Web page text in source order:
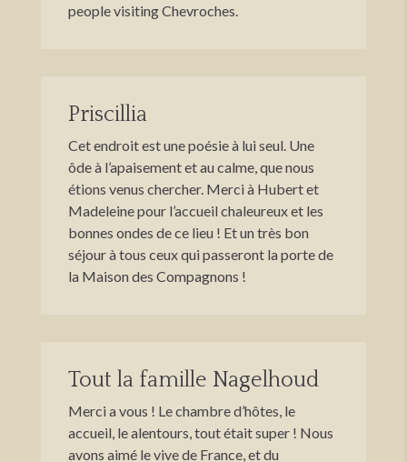
people visiting Chevroches.
Priscillia
Cet endroit est une poésie à lui seul. Une
ôde à l’apaisement et au calme, que nous
étions venus chercher. Merci à Hubert et
Madeleine pour l’accueil chaleureux et les
bonnes ondes de ce lieu ! Et un très bon
séjour à tous ceux qui passeront la porte de
la Maison des Compagnons !
Tout la famille Nagelhoud
Merci a vous ! Le chambre d’hôtes, le
accueil, le alentours, tout était super ! Nous
avons aimé le vive de France, et du